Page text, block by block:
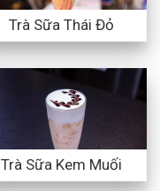
Trà Sữa Thái Đỏ
Trà Sữa Kem Muối